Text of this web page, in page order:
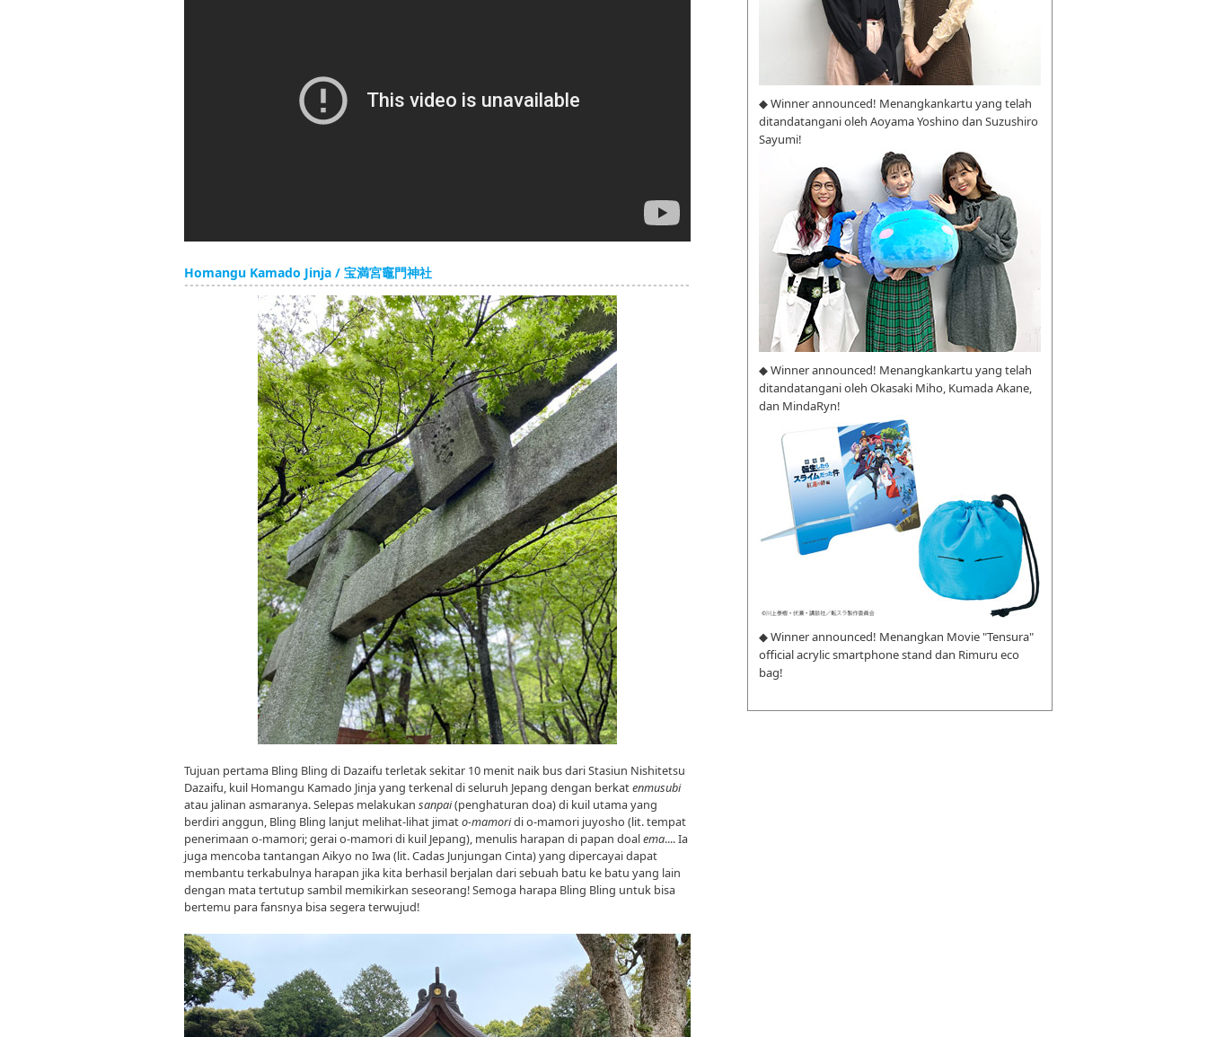
Homangu Kamado Jinja / 宝満宮竈門神社
Tujuan pertama Bling Bling di Dazaifu terletak sekitar 10 menit naik bus dari Stasiun Nishitetsu
Dazaifu, kuil Homangu Kamado Jinja yang terkenal di seluruh Jepang dengan berkatenmusubi
atau jalinan asmaranya. Selepas melakukan sanpai(penghaturan doa) di kuil utama yang
berdiri anggun, Bling Bling lanjut melihat-lihat jimato-mamoridi o-mamori juyosho (lit. tempat
penerimaan o-mamori; gerai o-mamori di kuil Jepang), menulis harapan di papan doalema.... Ia
juga mencoba tantangan Aikyo no Iwa (lit. Cadas Junjungan Cinta) yang dipercayai dapat
membantu terkabulnya harapan jika kita berhasil berjalan dari sebuah batu ke batu yang lain
dengan mata tertutup sambil memikirkan seseorang! Semoga harapa Bling Bling untuk bisa
bertemu para fansnya bisa segera terwujud!
◆ Winner announced! Menangkankartu yang telah
ditandatangani oleh Aoyama Yoshino dan Suzushiro
Sayumi!
◆ Winner announced! Menangkankartu yang telah
ditandatangani oleh Okasaki Miho, Kumada Akane,
dan MindaRyn!
◆ Winner announced! Menangkan Movie "Tensura"
official acrylic smartphone stand dan Rimuru eco
bag!